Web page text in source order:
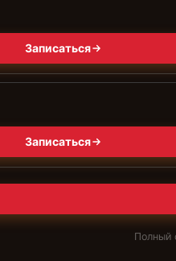
Записаться
Записаться
Полный